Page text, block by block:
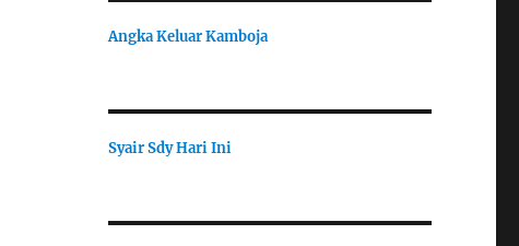
Angka Keluar Kamboja
Syair Sdy Hari Ini